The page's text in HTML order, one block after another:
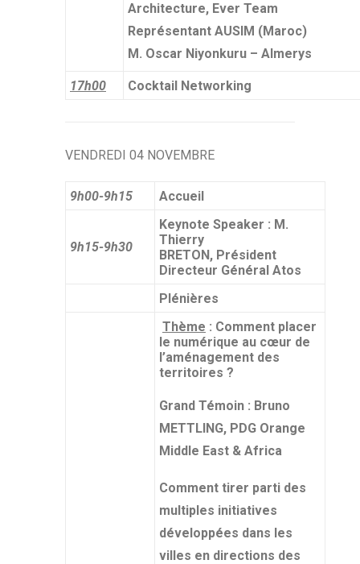
Architecture, Ever Team
Représentant AUSIM (Maroc)
M. Oscar Niyonkuru – Almerys
17h00 Cocktail Networking
VENDREDI 04 NOVEMBRE
9h00-9h15 Accueil
9h15-9h30
Keynote Speaker : M.
Thierry
BRETON, Président
Directeur Général Atos
Plénières
Thème : Comment placer
le numérique au cœur de
l’aménagement des
territoires ?
Grand Témoin : Bruno
METTLING, PDG Orange
Middle East & Africa
Comment tirer parti des
multiples initiatives
développées dans les
villes en directions des